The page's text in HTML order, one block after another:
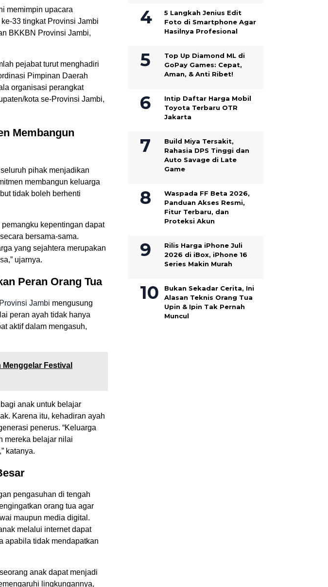
memimpin upacara
ke-33 tingkat Provinsi Jambi
BKKBN Provinsi Jambi,
pejabat turut menghadiri
Pimpinan Daerah
organisasi perangkat
kota se-Provinsi Jambi,
Membangun
pihak menjadikan
membangun keluarga
tidak boleh berhenti
kepentingan dapat
bersama-sama.
yang sejahtera merupakan
ujarnya.
Peran Orang Tua
Provinsi Jambi mengusung
peran ayah tidak hanya
aktif dalam mengasuh,
Menggelar Festival
anak untuk belajar
Karena itu, kehadiran ayah
penerus. “Keluarga
mereka belajar nilai
katanya.
pengasuhan di tengah
orang tua agar
maupun media digital.
melalui internet dapat
apabila tidak mendapatkan
anak dapat menjadi
lingkungannya,
5 Langkah Jenius Edit
Foto di Smartphone Agar
Hasilnya Profesional
Top Up Diamond ML di
GoPay Games: Cepat,
Aman, & Anti Ribet!
Intip Daftar Harga Mobil
Toyota Terbaru OTR
Jakarta
Build Miya Tersakit,
Rahasia DPS Tinggi dan
Auto Savage di Late
Game
Waspada FF Beta 2026,
Panduan Akses Resmi,
Fitur Terbaru, dan
Proteksi Akun
Rilis Harga iPhone Juli
2026 di iBox, iPhone 16
Series Makin Murah
Bukan Sekadar Cerita, Ini
Alasan Teknis Orang Tua
Upin & Ipin Tak Pernah
Muncul